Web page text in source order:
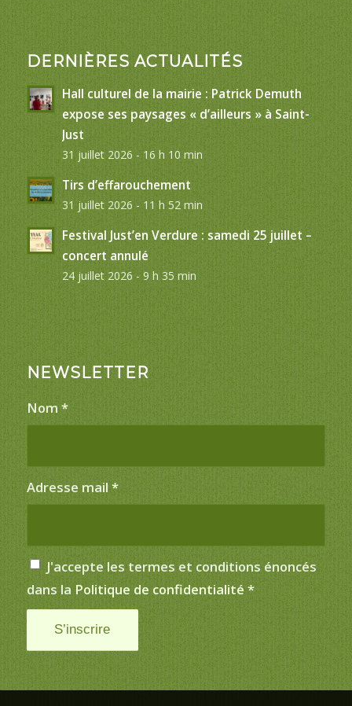
DERNIÈRES ACTUALITÉS
Hall culturel de la mairie : Patrick Demuth
expose ses paysages « d’ailleurs » à Saint-
Just
31 juillet 2026 - 16 h 10 min
Tirs d’effarouchement
31 juillet 2026 - 11 h 52 min
Festival Just’en Verdure : samedi 25 juillet –
concert annulé
24 juillet 2026 - 9 h 35 min
NEWSLETTER
Nom *
Adresse mail *
J'accepte les termes et conditions énoncés
dans la Politique de confidentialité *